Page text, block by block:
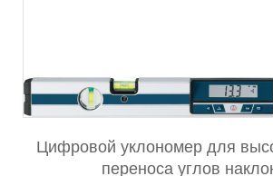
Цифровой уклономер для
переноса углов